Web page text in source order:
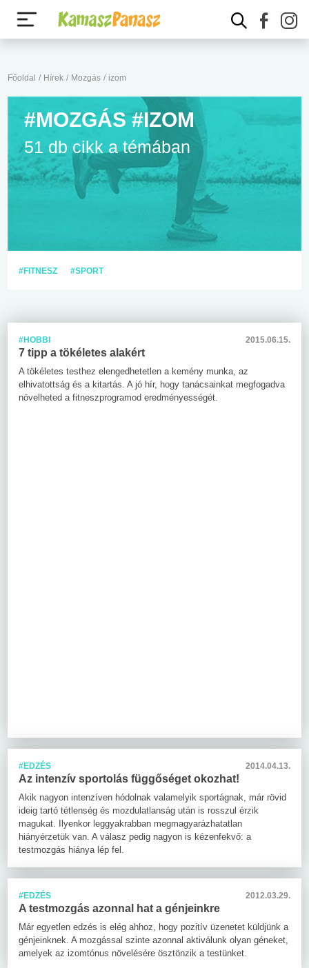
Főoldal / Hírek / Mozgás / izom
#MOZGÁS #IZOM
51 db cikk a témában
#FITNESZ #SPORT
#HOBBI 2015.06.15.
7 tipp a tökéletes alakért
A tökéletes testhez elengedhetetlen a kemény munka, az
elhivatottság és a kitartás. A jó hír, hogy tanácsainkat megfogadva
növelheted a fitneszprogramod eredményességét.
#EDZÉS 2014.04.13.
Az intenzív sportolás függőséget okozhat!
Akik nagyon intenzíven hódolnak valamelyik sportágnak, már rövid
ideig tartó tétlenség és mozdulatlanság után is rosszul érzik
magukat. Ilyenkor leggyakrabban megmagyarázhatatlan
hiányérzetük van. A válasz pedig nagyon is kézenfekvő: a
testmozgás hiánya lép fel.
#EDZÉS 2012.03.29.
A testmozgás azonnal hat a génjeinkre
Már egyetlen edzés is elég ahhoz, hogy pozitív üzenetet küldjünk a
génjeinknek. A mozgással szinte azonnal aktiválunk olyan géneket,
amelyek az izomtónus növelésére ösztönzik a testünket.